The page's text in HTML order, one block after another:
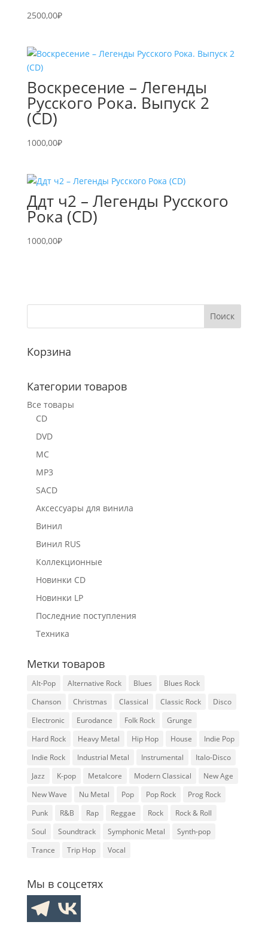
2500,00₽
Воскресение – Легенды
Русского Рока. Выпуск 2
(CD)
1000,00₽
Ддт ч2 – Легенды Русского
Рока (CD)
1000,00₽
Корзина
Категории товаров
Все товары
CD
DVD
MC
MP3
SACD
Аксессуары для винила
Винил
Винил RUS
Коллекционные
Новинки CD
Новинки LP
Последние поступления
Техника
Метки товаров
Alt-Pop Alternative Rock Blues
Blues Rock
Chanson
Christmas Classical Classic Rock
Disco
Electronic
Eurodance Folk Rock
Grunge
Hard Rock
Heavy Metal Hip Hop House
Indie Pop
Indie Rock
Industrial Metal Instrumental
Italo-Disco
Jazz
K-pop Metalcore Modern Classical
New Age
New Wave
Nu Metal Pop Pop Rock
Prog Rock
Punk
R&B Rap Reggae Rock
Rock & Roll
Soul
Soundtrack Symphonic Metal
Synth-pop
Trance
Trip Hop Vocal
Мы в соцсетях